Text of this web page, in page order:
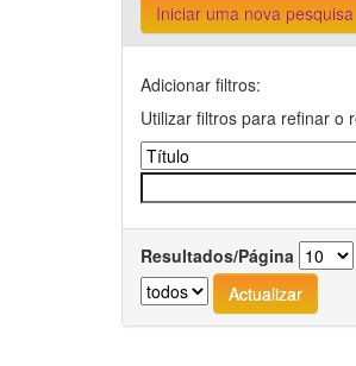
Iniciar uma nova pesquisa
Adicionar filtros:
Utilizar filtros para refinar o
Resultados/Página